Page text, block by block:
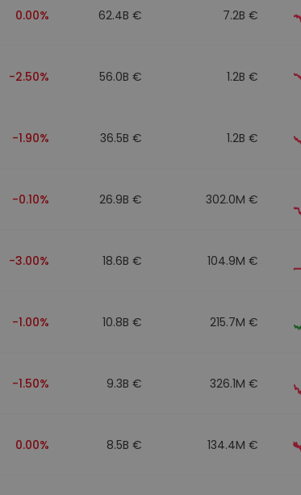
0.00% 62.4B € 7.2B €
-2.50% 56.0B € 1.2B €
-1.90% 36.5B € 1.2B €
-0.10% 26.9B € 302.0M €
-3.00% 18.6B € 104.9M €
-1.00% 10.8B € 215.7M €
-1.50% 9.3B € 326.1M €
0.00% 8.5B € 134.4M €